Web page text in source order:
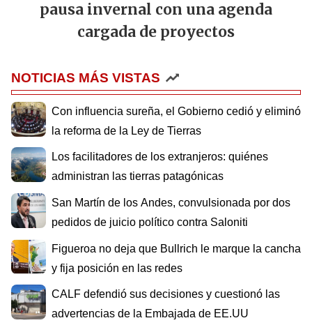
pausa invernal con una agenda
cargada de proyectos
NOTICIAS MÁS VISTAS
Con influencia sureña, el Gobierno cedió y eliminó
la reforma de la Ley de Tierras
Los facilitadores de los extranjeros: quiénes
administran las tierras patagónicas
San Martín de los Andes, convulsionada por dos
pedidos de juicio político contra Saloniti
Figueroa no deja que Bullrich le marque la cancha
y fija posición en las redes
CALF defendió sus decisiones y cuestionó las
advertencias de la Embajada de EE.UU